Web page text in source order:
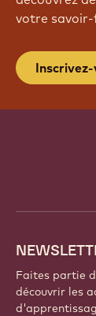
votre
Faites partie
découvrir les